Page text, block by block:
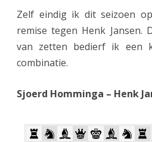
Zelf eindig ik dit seizoen
remise tegen Henk Jansen.
van zetten bedierf ik een
combinatie.
Sjoerd Homminga – Henk